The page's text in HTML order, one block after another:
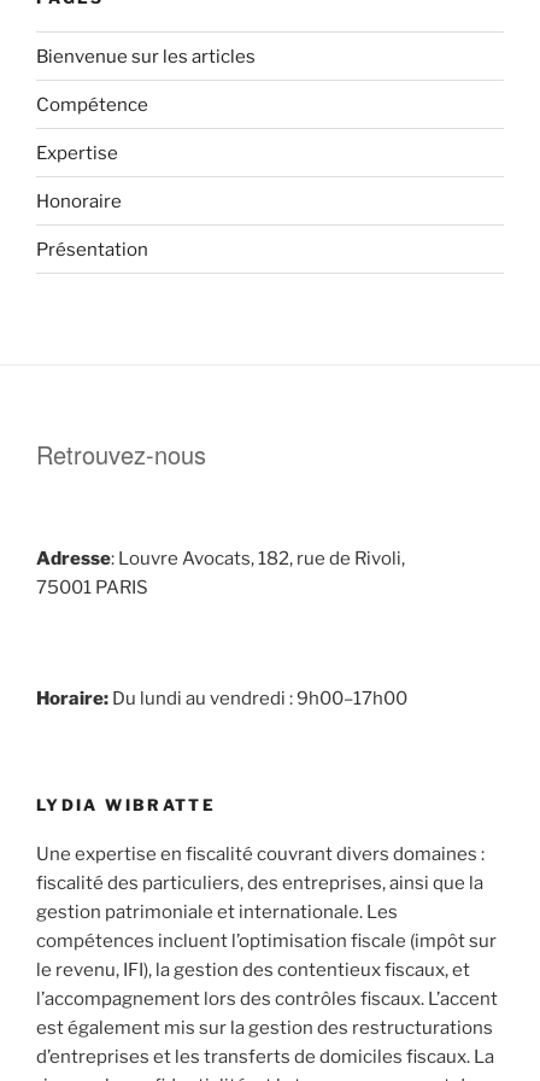
Bienvenue sur les articles
Compétence
Expertise
Honoraire
Présentation
Retrouvez-nous
Adresse: Louvre Avocats, 182, rue de Rivoli,
75001 PARIS
Horaire: Du lundi au vendredi : 9h00–17h00
LYDIA WIBRATTE
Une expertise en fiscalité couvrant divers domaines :
fiscalité des particuliers, des entreprises, ainsi que la
gestion patrimoniale et internationale. Les
compétences incluent l’optimisation fiscale (impôt sur
le revenu, IFI), la gestion des contentieux fiscaux, et
l’accompagnement lors des contrôles fiscaux. L’accent
est également mis sur la gestion des restructurations
d’entreprises et les transferts de domiciles fiscaux. La